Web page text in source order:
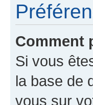
Comment
Si vous
la base de
vous sur